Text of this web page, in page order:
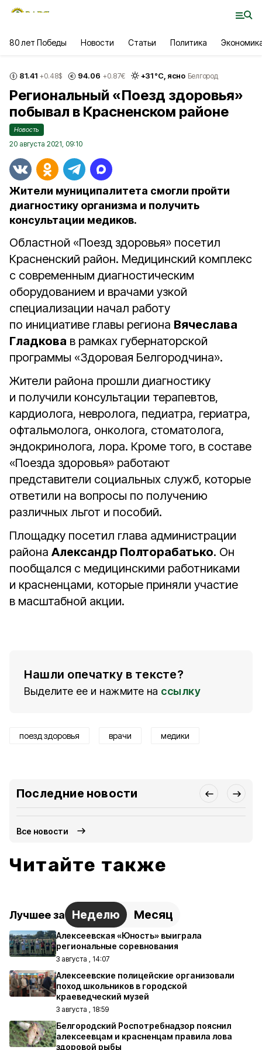
80 лет Победы Новости Статьи Политика
81.41 +0.48$ 94.06 +0.87€ +31°С, ясно Белгород
Региональный «Поезд здоровья»
побывал в Красненском районе
Новость
20 августа 2021, 09:10
Жители муниципалитета смогли пройти
диагностику организма и получить
консультации медиков.
Областной «Поезд здоровья» посетил
Красненский район. Медицинский комплекс
с современным диагностическим
оборудованием и врачами узкой
специализации начал работу
по инициативе главы региона Вячеслава
Гладкова в рамках губернаторской
программы «Здоровая Белгородчина».
Жители района прошли диагностику
и получили консультации терапевтов,
кардиолога, невролога, педиатра, гериатра,
офтальмолога, онколога, стоматолога,
эндокринолога, лора. Кроме того, в составе
«Поезда здоровья» работают
представители социальных служб, которые
ответили на вопросы по получению
различных льгот и пособий.
Площадку посетил глава администрации
района Александр Полторабатько. Он
пообщался с медицинскими работниками
и красненцами, которые приняли участие
в масштабной акции.
Нашли опечатку в тексте?
Выделите ее и нажмите на ссылку
поезд здоровья врачи медики
Последние новости
Все новости
Читайте также
Лучшее за Неделю Месяц
Алексеевская «Юность» выиграла
региональные соревнования
3 августа , 14:07
Алексеевские полицейские организовали
поход школьников в городской
краеведческий музей
3 августа , 18:59
Белгородский Роспотребнадзор пояснил
алексеевцам и красненцам правила лова
здоровой рыбы